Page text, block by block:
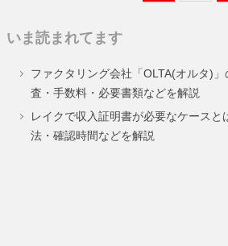
ジ
ー
ジ
いま読まれてます
ファクタリング会社「OLTA(オルタ)
査・手数料・必要書類などを解説
レイクで収入証明書が必要なケースと
法・確認時間などを解説